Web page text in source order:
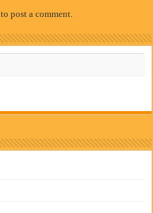
to post a comment.